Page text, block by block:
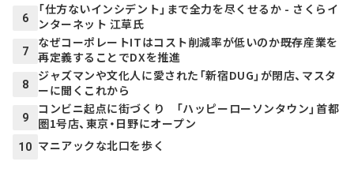
6
「仕方ないインシデント」まで全力を尽くせるか - さくらイ
ンターネット 江草氏
7
なぜコーポレートITはコスト削減率が低いのか――既存産業を
再定義することでDXを推進
8
ジャズマンや文化人に愛された「新宿DUG」が閉店、マスタ
ーに聞くこれから
9
コンビニ起点に街づくり 「ハッピーローソンタウン」首都
圏1号店、東京・日野にオープン
10 マニアックな北口を歩く